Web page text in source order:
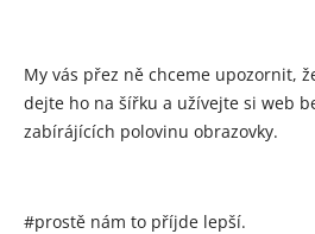
Share
My vás přez ně chceme upozornit,
dejte ho na šířku a užívejte si web
zabírájících polovinu obrazovky.
#prostě nám to příjde lepší.